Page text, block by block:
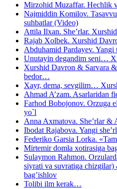
Mirzohid Muzaffar. Hechlik
Najmiddin Komilov.
suhbatlar (Video)
Attila Ilxan. She’rlar.
Rajab Xolbek. Xurshid
Abduhamid Pardayev. Yangi
Unutayin degandim seni…
Xurshid Davron & Sarvara
bedor…
Xayr, dema, sevgilim…
Ahmad A’zam. Asarlaridan
Farhod Bobojonov. Orzuga
yo`l
Anna Axmatova. She’rlar &
Ibodat Rajabova. Yangi
Federiko Garsia Lorka.
Mirtemir domla xotirasiga
Sulaymon Rahmon.
siyrati va suvratiga chizgilar)
bag’ishlov
Tolibi ilm kerak…